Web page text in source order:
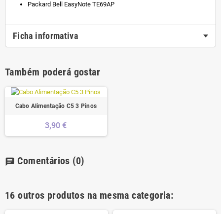
Packard Bell EasyNote TE69AP
Ficha informativa
Também poderá gostar
Cabo Alimentação C5 3 Pinos
3,90 €
chat Comentários (0)
16 outros produtos na mesma categoria: